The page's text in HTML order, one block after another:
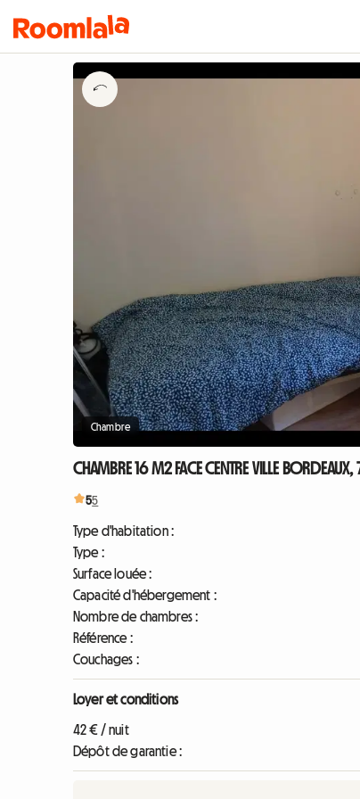
Chambre
CHAMBRE 16 M2 FACE CENTRE VILLE
55
Type d'habitation :
Type :
Surface louée :
Capacité d'hébergement :
Nombre de chambres :
Référence :
Couchages :
Loyer et conditions
42 € / nuit
Dépôt de garantie :